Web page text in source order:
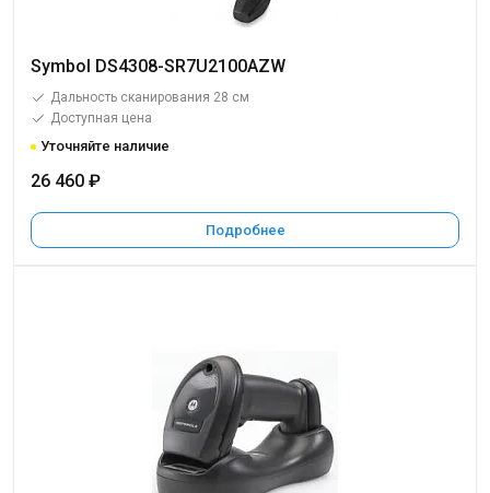
Symbol DS4308-SR7U2100AZW
Дальность сканирования 28 см
Доступная цена
Уточняйте наличие
26 460 ₽
Подробнее